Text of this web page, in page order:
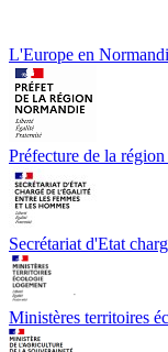
L'Europe en
Préfecture de la
Secrétariat d'Etat
Ministères territoires